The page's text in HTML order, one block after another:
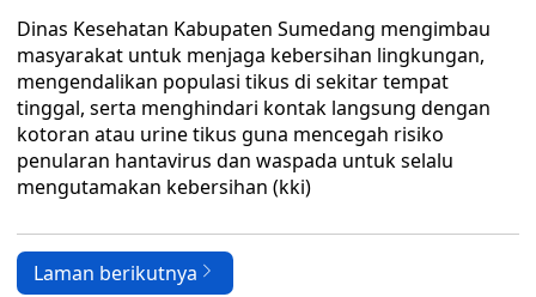
Dinas Kesehatan Kabupaten Sumedang mengimbau
masyarakat untuk menjaga kebersihan lingkungan,
mengendalikan populasi tikus di sekitar tempat
tinggal, serta menghindari kontak langsung dengan
kotoran atau urine tikus guna mencegah risiko
penularan hantavirus dan waspada untuk selalu
mengutamakan kebersihan (kki)
Laman berikutnya